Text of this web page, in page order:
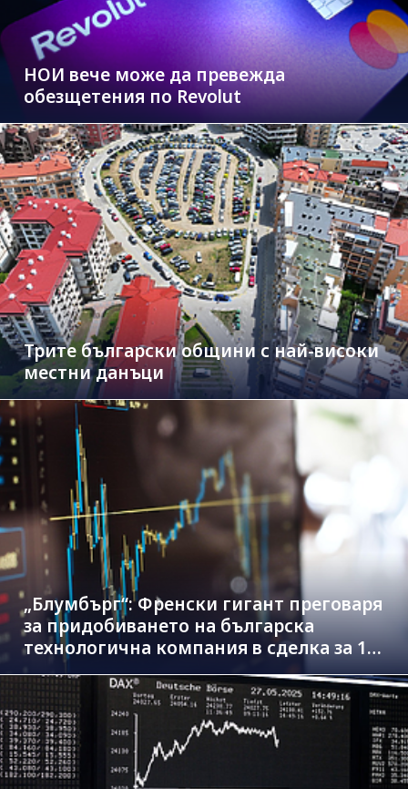
НОИ вече може да превежда
обезщетения по Revolut
Трите български общини с най-високи
местни данъци
„Блумбърг“: Френски гигант преговаря
за придобиването на българска
технологична компания в сделка за 1.3
млрд. евро